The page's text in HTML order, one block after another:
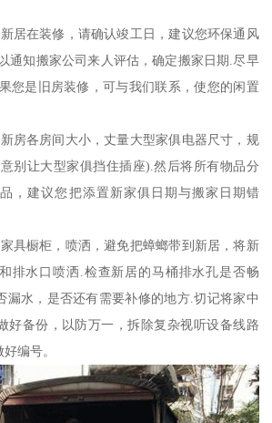
居在装修，请确认竣工日，建议您环保通风
通知搬家公司来人评估，确定搬家日期.尽早
您是旧房装修，可与我们联系，使您的闲置
房各房间大小，丈量大型家俱电器尺寸，规
别让大型家俱挡住插座).然后将所有物品分
，建议您把添置新家俱日期与搬家日期错
具橱柜，喷洒，避免把蟑螂带到新居，将新
排水口喷洒.检查新居的马桶排水孔是否畅
漏水，是否还有需要补修的地方.切记将家中
好备份，以防万一，拆除复杂视听设备线路
编号。